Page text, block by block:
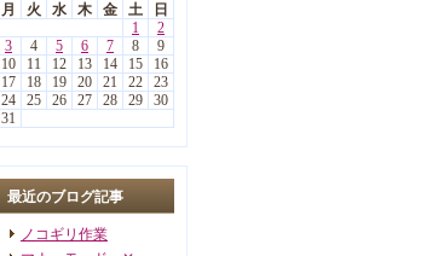
月
火 水 木 金 土
日
1
2
3
4 5 6 7 8
9
10
11 12 13 14 15
16
17
18 19 20 21 22
23
24
25 26 27 28 29
30
31
最近のブログ記事
ノコギリ作業